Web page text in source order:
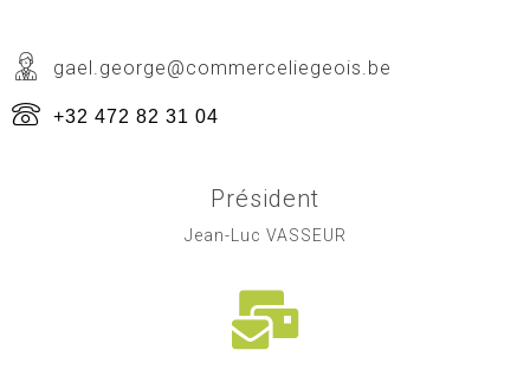
gael.george@commerceliegeois.be
+32 472 82 31 04
Président
Jean-Luc VASSEUR